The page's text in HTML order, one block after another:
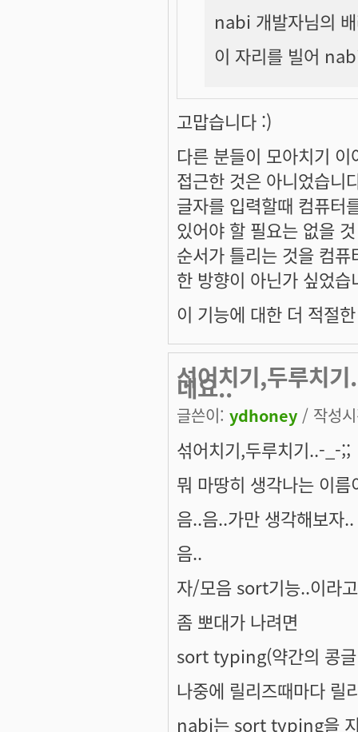
nabi 개발자님의
이 자리를 빌어
고맙습니다 :)
다른 분들이 모아치기
접근한 것은 아니었습니
글자를 입력할때 컴퓨터
있어야 할 필요는 없을
순서가 틀리는 것을 컴
한 방향이 아닌가 싶었습
이 기능에 대한 더 적절
섞어치기,두루치
네요..
글쓴이: ydhoney / 작성
섞어치기,두루치기..-_-;;
뭐 마땅히 생각나는 이
음..음..가만 생각해보자..
음..
자/모음 sort기능..이라
좀 뽀대가 나려면
sort typing(약간의 콩
나중에 릴리즈때마다 릴
nabi는 sort typing을